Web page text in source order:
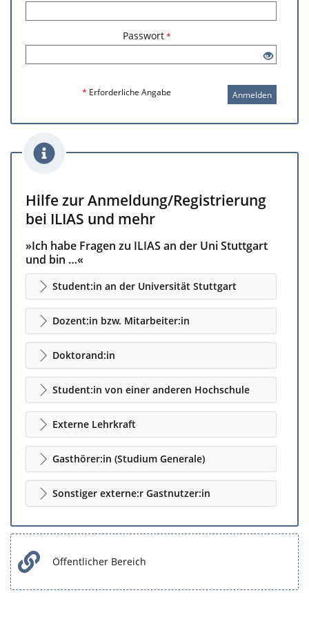
Passwort*
* Erforderliche Angabe Anmelden
Hilfe zur Anmeldung/Registrierung
bei ILIAS und mehr
»Ich habe Fragen zu ILIAS an der Uni Stuttgart
und bin …«
Student:in an der Universität Stuttgart
Dozent:in bzw. Mitarbeiter:in
Doktorand:in
Student:in von einer anderen Hochschule
Externe Lehrkraft
Gasthörer:in (Studium Generale)
Sonstiger externe:r Gastnutzer:in
Öffentlicher Bereich